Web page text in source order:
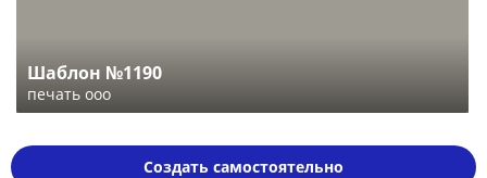
Шаблон №1190
печать ооо
Создать самостоятельно